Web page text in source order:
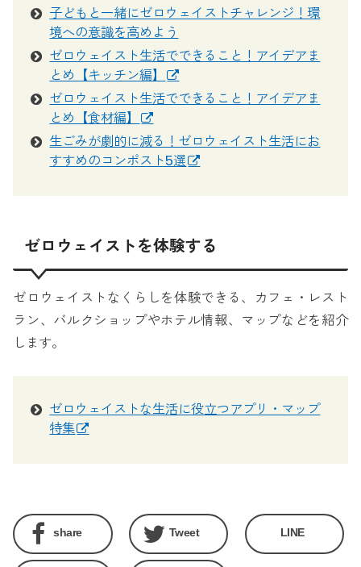
子どもと一緒にゼロウェイストチャレンジ！環
境への意識を高めよう
ゼロウェイスト生活でできること！アイデアま
とめ【キッチン編】
ゼロウェイスト生活でできること！アイデアま
とめ【食材編】
生ごみが劇的に減る！ゼロウェイスト生活にお
すすめのコンポスト5選
ゼロウェイストを体験する
ゼロウェイストなくらしを体験できる、カフェ・レスト
ラン、バルクショップやホテル情報、マップなどを紹介
します。
ゼロウェイストな生活に役立つアプリ・マップ
特集
share Tweet LINE